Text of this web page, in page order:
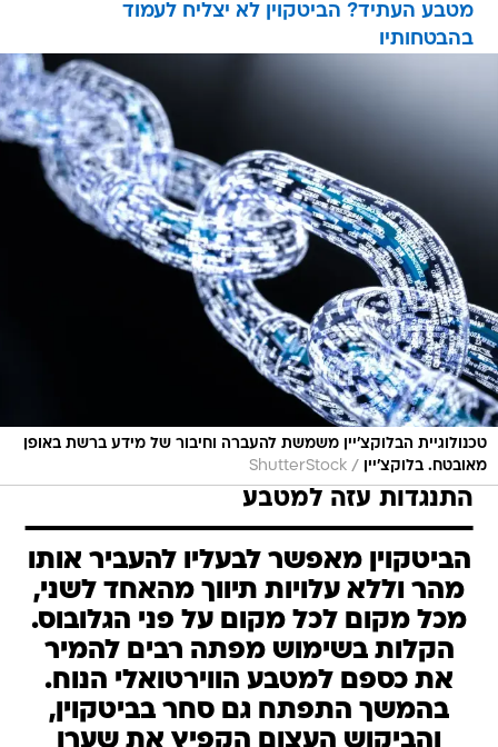
מטבע העתיד? הביטקוין לא יצליח לעמוד
בהבטחותיו
טכנולוגיית הבלוקצ'יין משמשת להעברה וחיבור של מידע ברשת באופן
מאובטח. בלוקצ'יין
/
ShutterStock
התנגדות עזה למטבע
הביטקוין מאפשר לבעליו להעביר אותו
מהר וללא עלויות תיווך מהאחד לשני,
מכל מקום לכל מקום על פני הגלובוס.
הקלות בשימוש מפתה רבים להמיר
את כספם למטבע הווירטואלי הנוח.
בהמשך התפתח גם סחר בביטקוין,
והביקוש העצום הקפיץ את שערו